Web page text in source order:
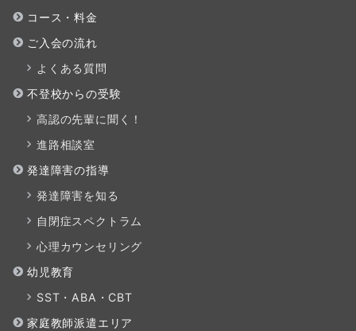
コース・料金
ご入会の流れ
よくある質問
不登校からの受験
高認の先輩に聞く！
進路相談室
発達障害の指導
発達障害を知る
自閉症スペクトラム
心理カウンセリング
幼児教育
SST・ABA・CBT
家庭教師派遣エリア